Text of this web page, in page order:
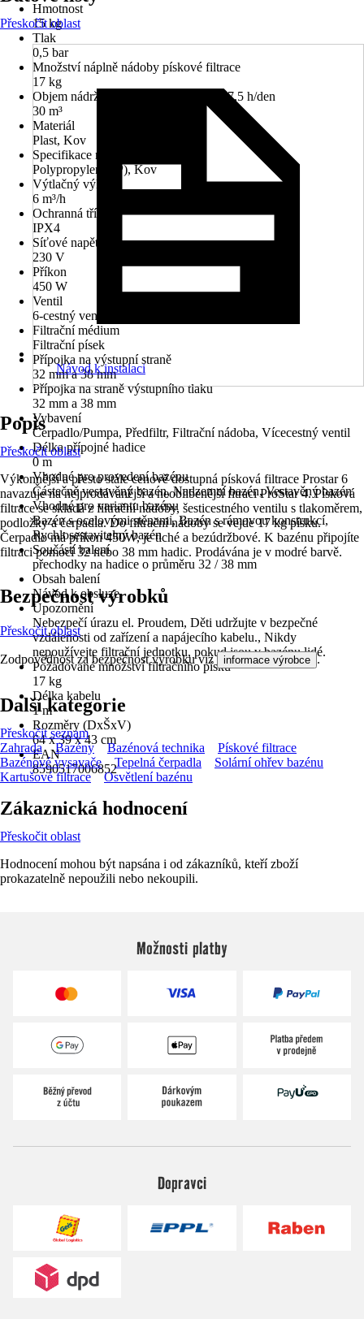
Hmotnost
15 kg
Tlak
0,5 bar
Množství náplně nádoby pískové filtrace
17 kg
Objem nádrže při max.provozní době 7,5 h/den
30 m³
Materiál
Plast, Kov
Specifikace materiálu
Polypropylen (PP), Kov
Výtlačný výkon
6 m³/h
Ochranná třída
IPX4
Síťové napětí
230 V
Příkon
450 W
Ventil
6-cestný ventil
Filtrační médium
Filtrační písek
Přípojka na výstupní straně
32 mm a 38 mm
Přípojka na straně výstupního tlaku
32 mm a 38 mm
Vybavení
Čerpadlo/Pumpa, Předfiltr, Filtrační nádoba, Vícecestný ventil
Délka přípojné hadice
0 m
Vhodné pro provedení bazénu
Částečně vestavěný bazén, Nadzemní bazén, Vestavěný bazén
Vhodné pro variantu bazénu
Bazén s ocelovými stěnami, Bazén s rámovou konstrukcí,
Rychlosestavitelný bazén
Součástí balení
přechodky na hadice o průměru 32 / 38 mm
Obsah balení
Návod k obsluze
Upozornění
Nebezpečí úrazu el. Proudem, Děti udržujte v bezpečné
vzdálenosti od zařízení a napájecího kabelu., Nikdy
nepoužívejte filtrační jednotku, pokud jsou v bazénu lidé.
Požadované množství filtračního písku
17 kg
Délka kabelu
1 m
Rozměry (DxŠxV)
64 x 39 x 43 cm
EAN
8590517006852
Přeskočit oblast
Návod k instalaci
Popis
Přeskočit oblast
Výkonnější a přesto stále cenově dostupná písková filtrace Prostar 6
navazuje na nejprodávanější a neoblibenější fitraci ProStar 4. Písková
filtrace se skladá z filtrační nádoby, šesticestného ventilu s tlakoměrem,
podložky a čerpadla. Do filtrační nádoby se vejde 17 kg písku.
Čerpadlo má příkon 450W, je tiché a bezúdržbové. K bazénu připojíte
filtraci pomocí 32 nebo 38 mm hadic. Prodávána je v modré barvě.
Bezpečnost výrobků
Přeskočit oblast
Zodpovědnost za bezpečnost výrobku viz informace výrobce .
Další kategorie
Přeskočit seznam
Zahrada
Bazény Bazénová technika
Pískové filtrace
Bazénové vysavače
Tepelná čerpadla
Solární ohřev bazénu
Kartušové filtrace
Osvětlení bazénu
Zákaznická hodnocení
Přeskočit oblast
Hodnocení mohou být napsána i od zákazníků, kteří zboží
prokazatelně nepoužili nebo nekoupili.
Možnosti platby
Dopravci